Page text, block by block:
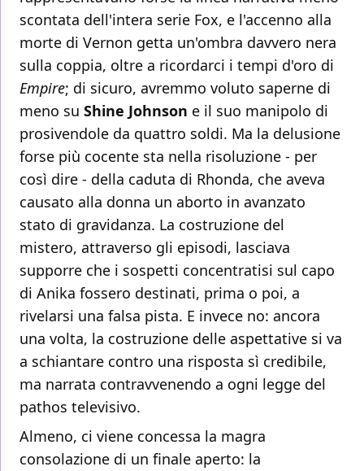
scontata dell'intera serie Fox, e l'accenno alla
morte di Vernon getta un'ombra davvero nera
sulla coppia, oltre a ricordarci i tempi d'oro di
Empire; di sicuro, avremmo voluto saperne di
meno su Shine Johnson e il suo manipolo di
prosivendole da quattro soldi. Ma la delusione
forse più cocente sta nella risoluzione - per
così dire - della caduta di Rhonda, che aveva
causato alla donna un aborto in avanzato
stato di gravidanza. La costruzione del
mistero, attraverso gli episodi, lasciava
supporre che i sospetti concentratisi sul capo
di Anika fossero destinati, prima o poi, a
rivelarsi una falsa pista. E invece no: ancora
una volta, la costruzione delle aspettative si va
a schiantare contro una risposta sì credibile,
ma narrata contravvenendo a ogni legge del
pathos televisivo.
Almeno, ci viene concessa la magra
consolazione di un finale aperto: la